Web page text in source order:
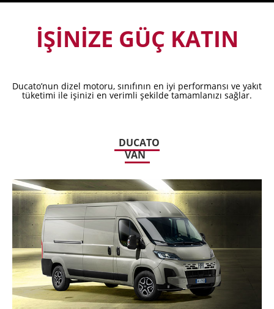
İŞİNİZE GÜÇ KATIN
Ducato’nun dizel motoru, sınıfının en iyi performansı ve yakıt
tüketimi ile işinizi en verimli şekilde tamamlanızı sağlar.
DUCATO
VAN